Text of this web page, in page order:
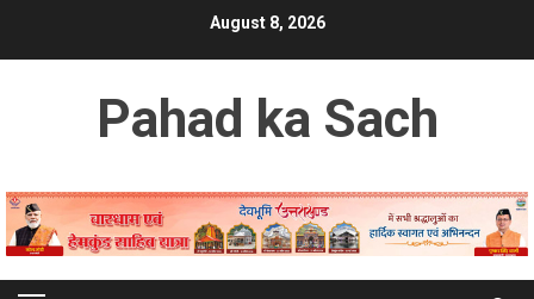
August 8, 2026
Pahad ka Sach